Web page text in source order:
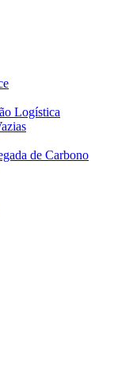
Logística
de Carbono